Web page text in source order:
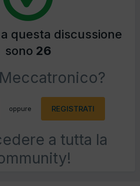
questa discussione
sono 26
oppure REGISTRATI
a tutta la